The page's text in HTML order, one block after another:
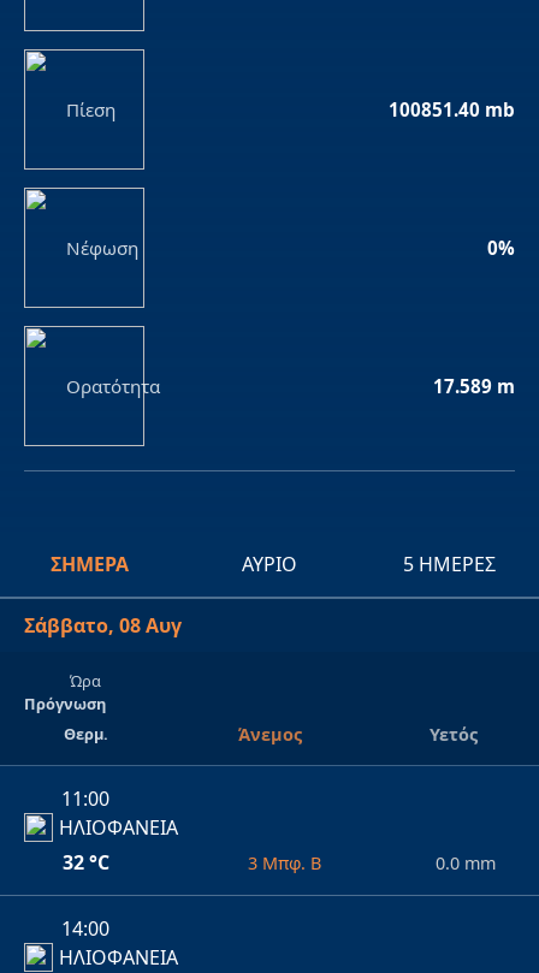
Πίεση 100851.40 mb
Νέφωση 0%
Ορατότητα 17.589 m
ΣΉΜΕΡΑ ΑΎΡΙΟ 5 ΗΜΈΡΕΣ
Σάββατο, 08 Αυγ
Ώρα
Πρόγνωση
Θερμ.
Άνεμος Υετός
11:00
ΗΛΙΟΦΑΝΕΙΑ
32 °C
3 Μπφ. Β 0.0 mm
14:00
ΗΛΙΟΦΑΝΕΙΑ